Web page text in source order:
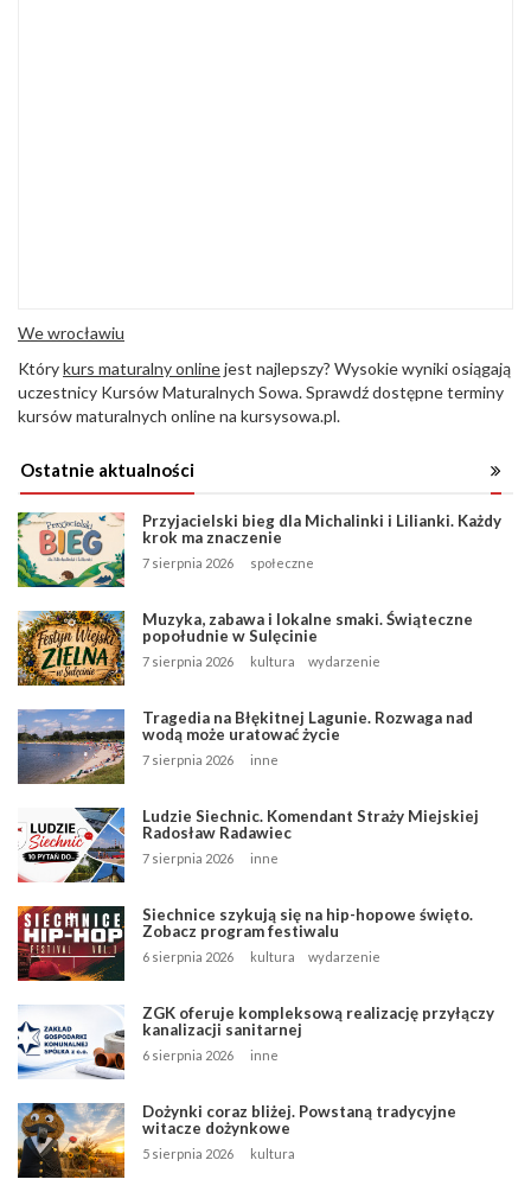
We wrocławiu
Którykurs maturalny onlinejest najlepszy? Wysokie wyniki osiągają
uczestnicy Kursów Maturalnych Sowa. Sprawdź dostępne terminy
kursów maturalnych online na kursysowa.pl.
Ostatnie aktualności
Przyjacielski bieg dla Michalinki i Lilianki. Każdy
krok ma znaczenie
7 sierpnia 2026 społeczne
Muzyka, zabawa i lokalne smaki. Świąteczne
popołudnie w Sulęcinie
7 sierpnia 2026 kultura wydarzenie
Tragedia na Błękitnej Lagunie. Rozwaga nad
wodą może uratować życie
7 sierpnia 2026 inne
Ludzie Siechnic. Komendant Straży Miejskiej
Radosław Radawiec
7 sierpnia 2026 inne
Siechnice szykują się na hip-hopowe święto.
Zobacz program festiwalu
6 sierpnia 2026 kultura wydarzenie
ZGK oferuje kompleksową realizację przyłączy
kanalizacji sanitarnej
6 sierpnia 2026 inne
Dożynki coraz bliżej. Powstaną tradycyjne
witacze dożynkowe
5 sierpnia 2026 kultura